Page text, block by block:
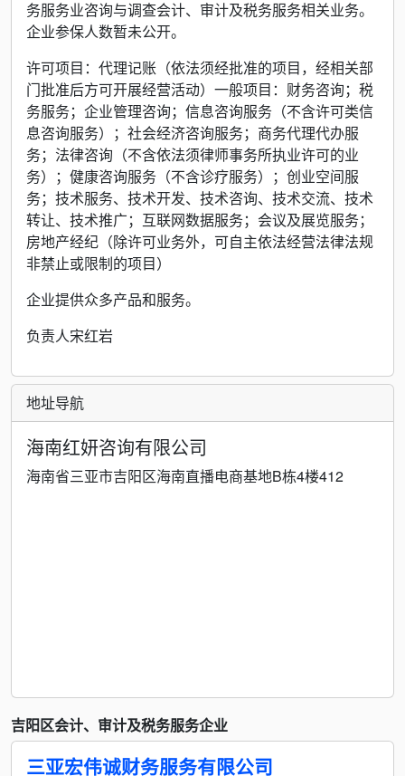
务服务业咨询与调查会计、审计及税务服务相关业务。
企业参保人数暂未公开。
许可项目：代理记账（依法须经批准的项目，经相关部
门批准后方可开展经营活动）一般项目：财务咨询；税
务服务；企业管理咨询；信息咨询服务（不含许可类信
息咨询服务）；社会经济咨询服务；商务代理代办服
务；法律咨询（不含依法须律师事务所执业许可的业
务）；健康咨询服务（不含诊疗服务）；创业空间服
务；技术服务、技术开发、技术咨询、技术交流、技术
转让、技术推广；互联网数据服务；会议及展览服务；
房地产经纪（除许可业务外，可自主依法经营法律法规
非禁止或限制的项目）
企业提供众多产品和服务。
负责人宋红岩
地址导航
海南红妍咨询有限公司
海南省三亚市吉阳区海南直播电商基地B栋4楼412
吉阳区会计、审计及税务服务企业
三亚宏伟诚财务服务有限公司